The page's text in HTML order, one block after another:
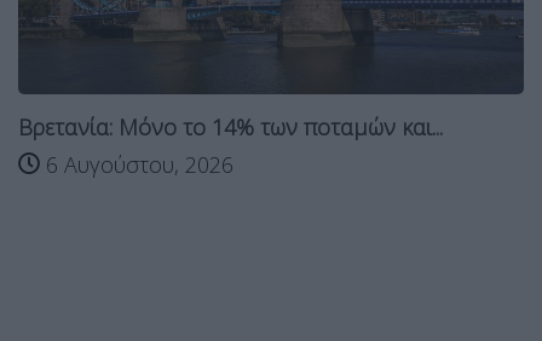
Βρετανία: Μόνο το 14% των ποταμών και...
6 Αυγούστου, 2026